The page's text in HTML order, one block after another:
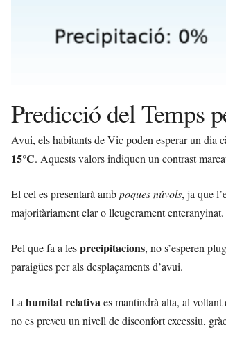
Predicció del Temps
Avui, els habitants de Vic poden esperar un dia
15°C. Aquests valors indiquen un contrast
El cel es presentarà ambpoques núvols, ja que
majoritàriament clar o lleugerament enteranyinat.
Pel que fa a lesprecipitacions, no s’esperen
paraigües per als desplaçaments d’avui.
La humitat relativaes mantindrà alta, al voltant
no es preveu un nivell de disconfort excessiu,